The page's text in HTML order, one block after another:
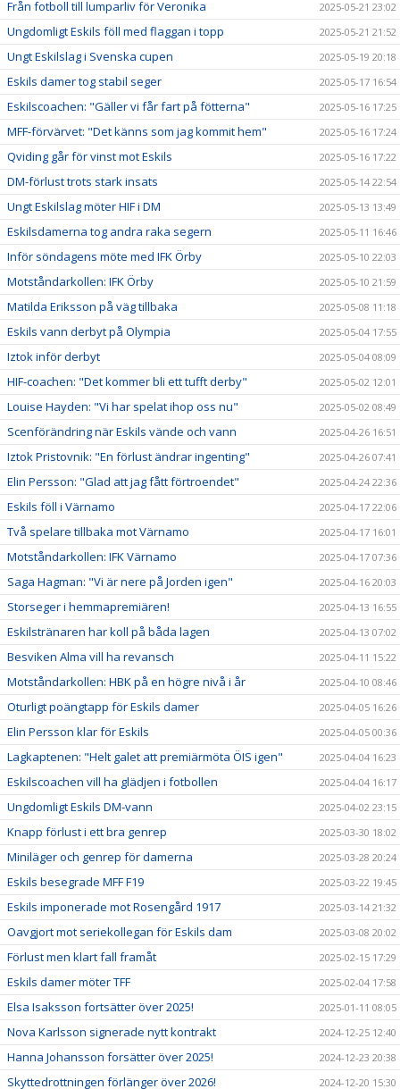
Från fotboll till lumparliv för Veronika 2025-05-21 23:02
Ungdomligt Eskils föll med flaggan i topp 2025-05-21 21:52
Ungt Eskilslag i Svenska cupen 2025-05-19 20:18
Eskils damer tog stabil seger 2025-05-17 16:54
Eskilscoachen: "Gäller vi får fart på fötterna" 2025-05-16 17:25
MFF-förvärvet: "Det känns som jag kommit hem" 2025-05-16 17:24
Qviding går för vinst mot Eskils 2025-05-16 17:22
DM-förlust trots stark insats 2025-05-14 22:54
Ungt Eskilslag möter HIF i DM 2025-05-13 13:49
Eskilsdamerna tog andra raka segern 2025-05-11 16:46
Inför söndagens möte med IFK Örby 2025-05-10 22:03
Motståndarkollen: IFK Örby 2025-05-10 21:59
Matilda Eriksson på väg tillbaka 2025-05-08 11:18
Eskils vann derbyt på Olympia 2025-05-04 17:55
Iztok inför derbyt 2025-05-04 08:09
HIF-coachen: "Det kommer bli ett tufft derby" 2025-05-02 12:01
Louise Hayden: "Vi har spelat ihop oss nu" 2025-05-02 08:49
Scenförändring när Eskils vände och vann 2025-04-26 16:51
Iztok Pristovnik: "En förlust ändrar ingenting" 2025-04-26 07:41
Elin Persson: "Glad att jag fått förtroendet" 2025-04-24 22:36
Eskils föll i Värnamo 2025-04-17 22:06
Två spelare tillbaka mot Värnamo 2025-04-17 16:01
Motståndarkollen: IFK Värnamo 2025-04-17 07:36
Saga Hagman: "Vi är nere på Jorden igen" 2025-04-16 20:03
Storseger i hemmapremiären! 2025-04-13 16:55
Eskilstränaren har koll på båda lagen 2025-04-13 07:02
Besviken Alma vill ha revansch 2025-04-11 15:22
Motståndarkollen: HBK på en högre nivå i år 2025-04-10 08:46
Oturligt poängtapp för Eskils damer 2025-04-05 16:26
Elin Persson klar för Eskils 2025-04-05 00:36
Lagkaptenen: "Helt galet att premiärmöta ÖIS igen" 2025-04-04 16:23
Eskilscoachen vill ha glädjen i fotbollen 2025-04-04 16:17
Ungdomligt Eskils DM-vann 2025-04-02 23:15
Knapp förlust i ett bra genrep 2025-03-30 18:02
Miniläger och genrep för damerna 2025-03-28 20:24
Eskils besegrade MFF F19 2025-03-22 19:45
Eskils imponerade mot Rosengård 1917 2025-03-14 21:32
Oavgjort mot seriekollegan för Eskils dam 2025-03-08 20:02
Förlust men klart fall framåt 2025-02-15 17:29
Eskils damer möter TFF 2025-02-04 17:58
Elsa Isaksson fortsätter över 2025! 2025-01-11 08:05
Nova Karlsson signerade nytt kontrakt 2024-12-25 12:40
Hanna Johansson forsätter över 2025! 2024-12-23 20:38
Skyttedrottningen förlänger över 2026! 2024-12-20 15:30